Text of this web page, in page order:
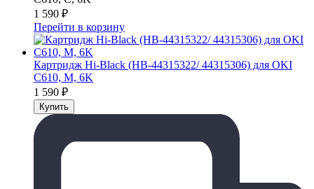
1 590 ₽
Перейти в корзину
Картридж Hi-Black (HB-44315322/ 44315306) для OKI
C610, M, 6K
1 590 ₽